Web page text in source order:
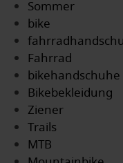
Sommer
bike
Fahrrad
bikehandschuhe
Bikebekleidung
Ziener
Trails
MTB